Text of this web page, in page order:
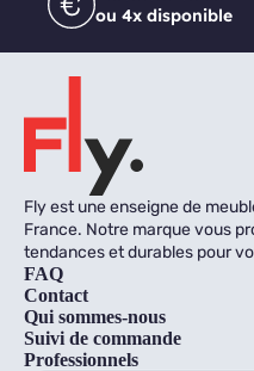
ou 4x disponible
Fly est une enseigne de
France. Notre marque vous
tendances et durables pour
FAQ
Contact
Qui sommes-nous
Suivi de commande
Professionnels